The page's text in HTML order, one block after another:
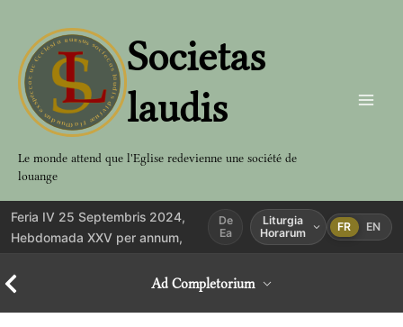
contenu
Societas
laudis
Le monde attend que l'Eglise redevienne une société de
louange
Feria IV 25 Septembris 2024,
Hebdomada XXV per annum,
De
Ea
Liturgia
Horarum
FR EN
Ad Completorium